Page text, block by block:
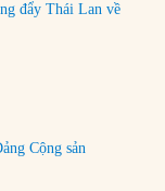
đẩy Thái Lan về
Cộng sản